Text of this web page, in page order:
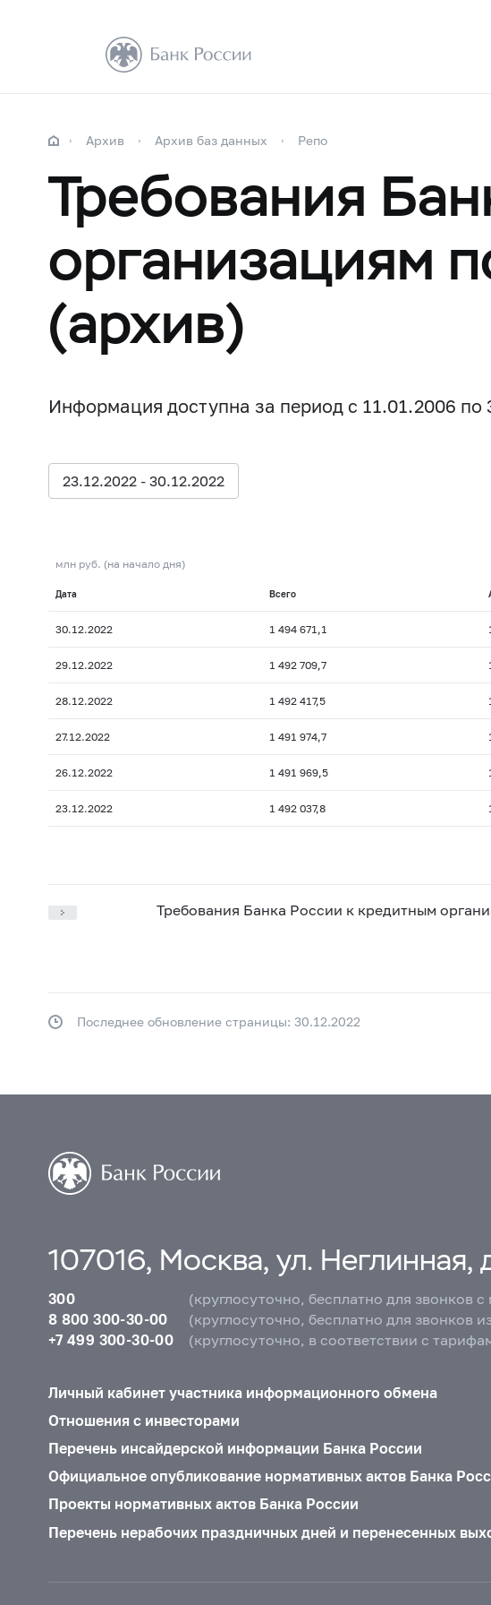
Архив Архив баз данных Репо
Требования
организациям
(архив)
Информация доступна за период с 11.01.2006 по
23.12.2022 - 30.12.2022
млн руб. (на начало дня)
Дата Всего
30.12.2022 1 494 671,1
29.12.2022 1 492 709,7
28.12.2022 1 492 417,5
27.12.2022 1 491 974,7
26.12.2022 1 491 969,5
23.12.2022 1 492 037,8
Требования Банка России к кредитным
Последнее обновление страницы: 30.12.2022
107016, Москва, ул. Неглинная,
300
(круглосуточно, бесплатно для звонков
8 800 300-30-00
(круглосуточно, бесплатно для звонков
+7 499 300-30-00
(круглосуточно, в соответствии с
Личный кабинет участника информационного обмена
Отношения с инвесторами
Перечень инсайдерской информации Банка России
Официальное опубликование нормативных актов Банка
Проекты нормативных актов Банка России
Перечень нерабочих праздничных дней и перенесенных